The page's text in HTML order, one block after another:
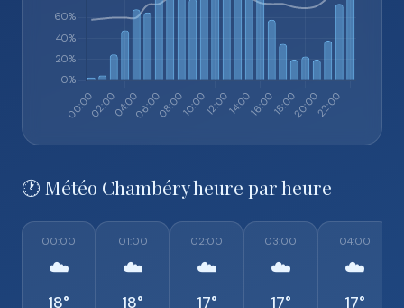
🕐 Météo Chambéry heure par heure
00:00
☁️
18°
01:00
☁️
18°
02:00
☁️
17°
03:00
☁️
17°
04:00
☁️
17°